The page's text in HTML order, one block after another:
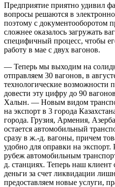
Предприятие приятно удивил
вопросы решаются в
поэтому с документооборотом
сложнее оказалось загружать
специфичный процесс, чтобы
работу в мае с двух вагонов.
— Теперь мы выходим на
отправляем 30 вагонов, в
технологические возможности
довести эту цифру до 90
Халын. — Новым видом
на экспорт в 3 города
города. Грузия, Армения,
остается автомобильный
сразу в ж.-д. вагоны, причем
удобно для оправки на
рубеж автомобильным
д. станциях. Теперь наш клиент
деньги за счет ликвидации
предоставляем новые услуги,